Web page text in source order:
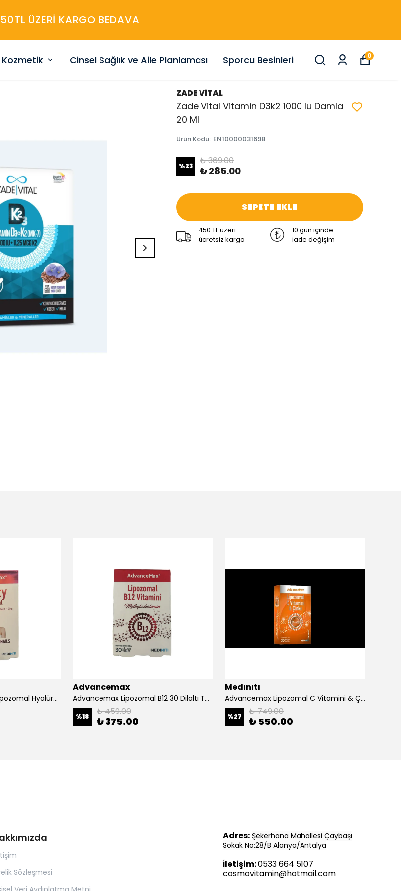
ÜZERİ KARGO BEDAVA
Kozmetik Cinsel Sağlık ve Aile Planlaması Sporcu Besinleri 0
ZADE VİTAL
Zade Vital Vitamin D3k2 1000 Iu Damla
20 Ml
Ürün Kodu: EN10000031698
%23 ₺ 369.00
₺ 285.00
SEPETE EKLE
450 TL üzeri
ücretsiz kargo
10 gün içinde
iade değişim
Advancemax Beauty Lipozomal Hyalüronik Asit Keratin Biotin Zn 30 Kapsül 8684375607556
Advancemax
Advancemax Lipozomal B12 30 Dilaltı Tablet 8684375607525
%18 ₺ 459.00
₺ 375.00
Medınıtı
Advancemax Lipozomal C Vitamini & Çinko 30 Kapsül 8684375607549
%27 ₺ 749.00
₺ 550.00
Sözleşmesi
Adres: Şekerhana Mahallesi Çaybaşı
Sokak No:28/B Alanya/Antalya
İletişim:0533 664 5107
cosmovitamin@hotmail.com